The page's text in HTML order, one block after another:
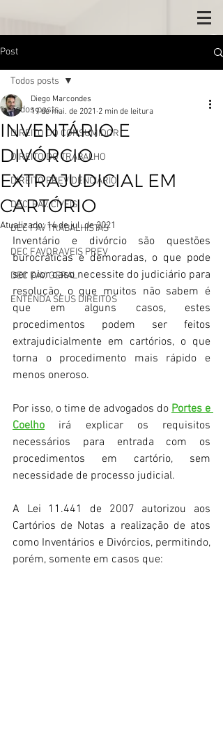
Post
Todos posts
DIREITO DO CONSUMIDOR
DIREITO DO TRABALHO
DIREITO PREVIDENCIÁRIO
DEC. FAV. CÍVEIS
DEC FAV TRABALHISTAS
DEC FAVORAVEIS PREV
DEC FAV. GERAL
ENTENDA SEUS DIREITOS
Todos posts
INVENTÁRIO E
DIVÓRCIO
EXTRAJUDICIAL EM
CARTÓRIO
Diego Marcondes
19 de mai. de 2021 2 min de leitura
Atualizado:14 de jul. de 2021
Inventário e divórcio são questões
burocráticas e demoradas, o que pode
ser pior caso necessite do judiciário para
resolução, o que muitos não sabem é
que em alguns casos, estes
procedimentos podem ser feitos
extrajudicialmente em cartórios, o que
torna o procedimento mais rápido e
menos oneroso.
Por isso, o time de advogados do Portes e
Coelho irá explicar os requisitos
necessários para entrada com os
procedimentos em cartório, sem
necessidade de processo judicial.
A Lei 11.441 de 2007 autorizou aos
Cartórios de Notas a realização de atos
como Inventários e Divórcios, permitindo,
porém, somente em casos que: